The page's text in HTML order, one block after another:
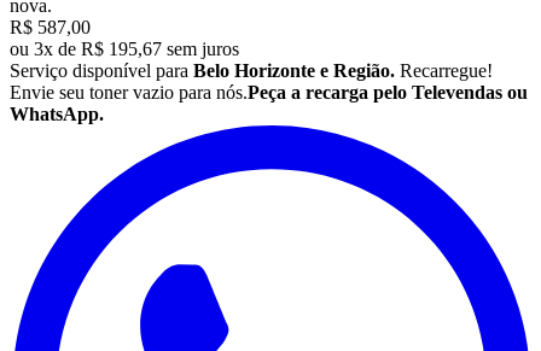
nova.
R$ 587,00
ou 3x de R$ 195,67 sem juros
Serviço disponível para Belo Horizonte e Região. Recarregue!
Envie seu toner vazio para nós.Peça a recarga pelo Televendas ou
WhatsApp.